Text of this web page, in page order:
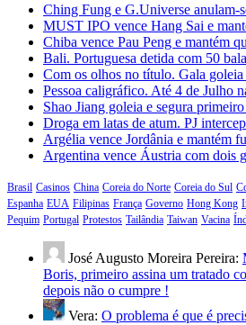
Ching Fung e G.Universe anulam-
MUST IPO vence Hang Sai e
Chiba vence Pau Peng e mantém
Bali. Portuguesa detida com 50
Com os olhos no título. Gala
Pessoa caligráfico. Até 4 de Julho
Shao Jiang goleia e segura
Droga em latas de atum. PJ
Argélia vence Jordânia e mantém
Argentina vence Áustria com dois
Brasil Casinos China Coreia do Norte Coreia do Sul
Espanha EUA Filipinas França Governo Hong Kong
Pequim Portugal Protestos Tailândia Taiwan Vacina
José Augusto Moreira Pereira:
Boris, primeiro assina um tratado
depois não o cumpre !
Vera: O problema é que é